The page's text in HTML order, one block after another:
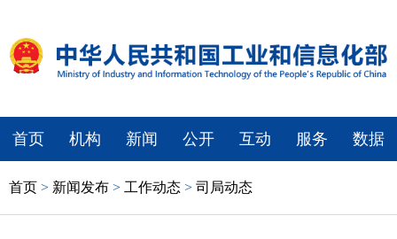
首页 机构 新闻 公开 互动 服务 数据
首页 > 新闻发布 > 工作动态 > 司局动态